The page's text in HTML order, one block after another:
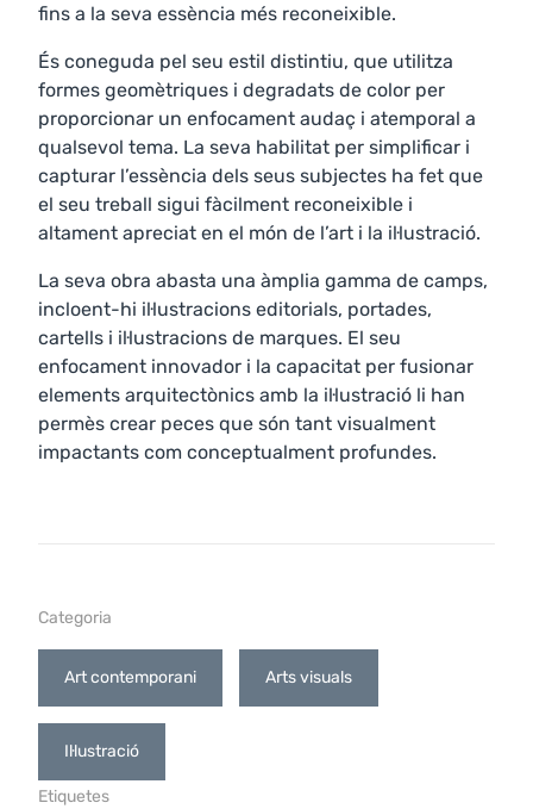
fins a la seva essència més reconeixible.
És coneguda pel seu estil distintiu, que utilitza
formes geomètriques i degradats de color per
proporcionar un enfocament audaç i atemporal a
qualsevol tema. La seva habilitat per simplificar i
capturar l’essència dels seus subjectes ha fet que
el seu treball sigui fàcilment reconeixible i
altament apreciat en el món de l’art i la il·lustració.
La seva obra abasta una àmplia gamma de camps,
incloent-hi il·lustracions editorials, portades,
cartells i il·lustracions de marques. El seu
enfocament innovador i la capacitat per fusionar
elements arquitectònics amb la il·lustració li han
permès crear peces que són tant visualment
impactants com conceptualment profundes.
Categoria
Art contemporani Arts visuals
Il·lustració
Etiquetes